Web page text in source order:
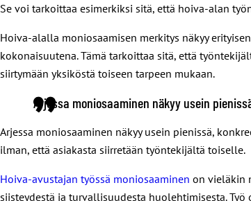
Se voi tarkoittaa esimerkiksi sitä, että hoiva-alan
Hoiva-alalla moniosaamisen merkitys näkyy
kokonaisuutena. Tämä tarkoittaa sitä, että
siirtymään yksiköstä toiseen tarpeen mukaan.
Arjessa moniosaaminen näkyy usein
Arjessa moniosaaminen näkyy usein pienissä,
ilman, että asiakasta siirretään työntekijältä toiselle.
Hoiva-avustajan työssä moniosaaminen on vieläkin
siisteydestä ja turvallisuudesta huolehtimisesta.